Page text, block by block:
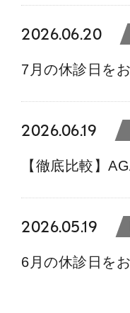
2026.06.20
7月の休診日を
2026.06.19
【徹底比較】
2026.05.19
6月の休診日を